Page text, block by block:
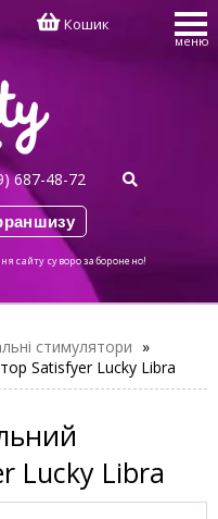
Кошик
меню
687-48-72
сайту суворо заборонено!
стимулятори »
Satisfyer Lucky Libra
Lucky Libra